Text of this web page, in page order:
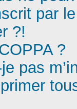
par
?!
?
pas